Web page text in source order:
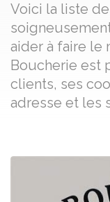
Voici la liste
aider à faire le
Boucherie est
clients, ses
adresse et les